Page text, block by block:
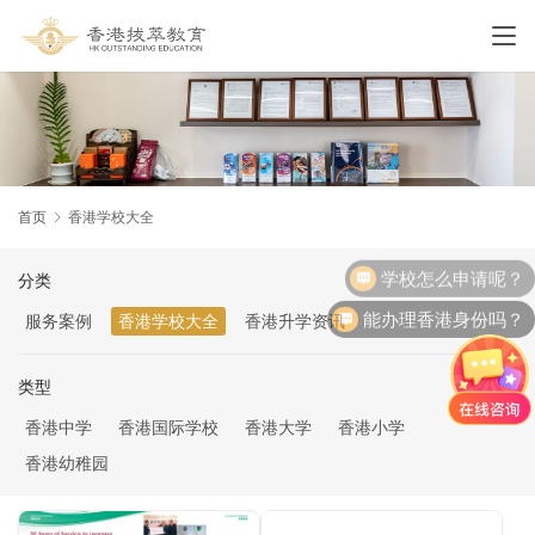
首页 香港学校大全
分类
服务案例
香港学校大全 香港升学资讯
类型
香港中学
香港国际学校 香港大学
香港小学
香港幼稚园
学校怎么申请呢？
能办理香港身份吗？